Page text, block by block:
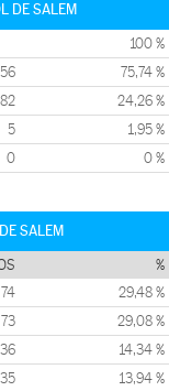
DE SALEM
100 %
75,74 %
82 24,26 %
5 1,95 %
0 0 %
SALEM
%
74 29,48 %
73 29,08 %
36 14,34 %
35 13,94 %